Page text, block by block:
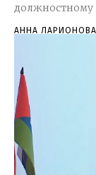
должностному
АННА ЛАРИОНОВА